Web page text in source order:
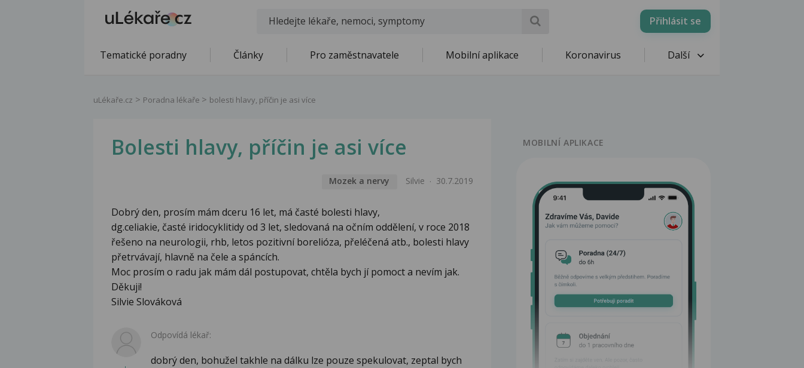
Přihlásit se
Tematické poradny Články Pro zaměstnavatele Mobilní aplikace Koronavirus Další
uLékaře.cz Poradna lékaře bolesti hlavy, příčin je asi více
Bolesti hlavy, příčin je asi více
Mozek a nervy Silvie 30.7.2019
Dobrý den, prosím mám dceru 16 let, má časté bolesti hlavy,
dg.celiakie, časté iridocyklitidy od 3 let, sledovaná na očním oddělení, v roce 2018
řešeno na neurologii, rhb, letos pozitivní borelióza, přeléčená atb., bolesti hlavy
přetrvávají, hlavně na čele a spáncích.
Moc prosím o radu jak mám dál postupovat, chtěla bych jí pomoct a nevím jak.
Děkuji!
Silvie Slováková
Odpovídá lékař:
dobrý den, bohužel takhle na dálku lze pouze spekulovat, zeptal bych
MOBILNÍ APLIKACE